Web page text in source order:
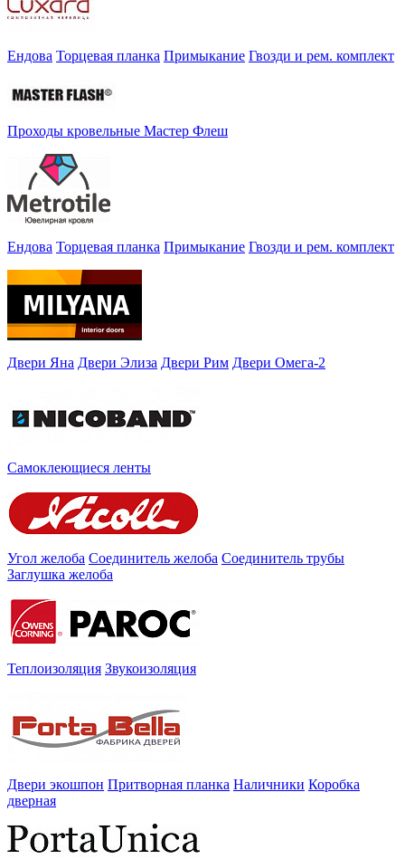
Ендова Торцевая планка Примыкание Гвозди и рем. комплект
Проходы кровельные Мастер Флеш
Ендова Торцевая планка Примыкание Гвозди и рем. комплект
Двери Яна Двери Элиза Двери Рим Двери Омега-2
Самоклеющиеся ленты
Угол желоба Соединитель желоба Соединитель трубы
Заглушка желоба
Теплоизоляция Звукоизоляция
Двери экошпон Притворная планка Наличники Коробка
дверная